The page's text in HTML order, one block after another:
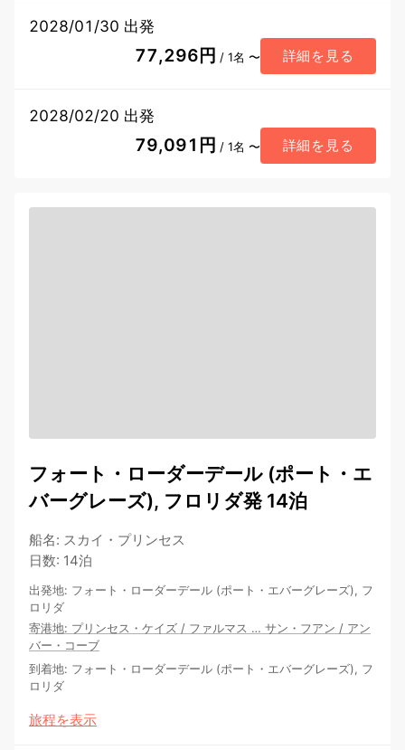
2028/01/30 出発
77,296円 / 1名 〜 詳細を見る
2028/02/20 出発
79,091円 / 1名 〜 詳細を見る
フォート・ローダーデール (ポート・エ
バーグレーズ), フロリダ発 14泊
船名: スカイ・プリンセス
日数: 14泊
出発地: フォート・ローダーデール (ポート・エバーグレーズ), フ
ロリダ
寄港地: プリンセス・ケイズ / ファルマス … サン・フアン / アン
バー・コーブ
到着地: フォート・ローダーデール (ポート・エバーグレーズ), フ
ロリダ
旅程を表示